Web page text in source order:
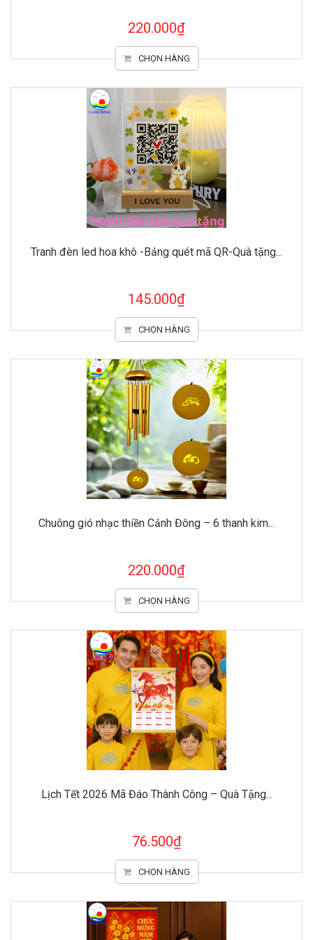
220.000₫
CHỌN HÀNG
Tranh đèn led hoa khô -Bảng quét mã QR-Quà tặng...
145.000₫
CHỌN HÀNG
Chuông gió nhạc thiền Cảnh Đông – 6 thanh kim...
220.000₫
CHỌN HÀNG
Lịch Tết 2026 Mã Đáo Thành Công – Quà Tặng...
76.500₫
CHỌN HÀNG